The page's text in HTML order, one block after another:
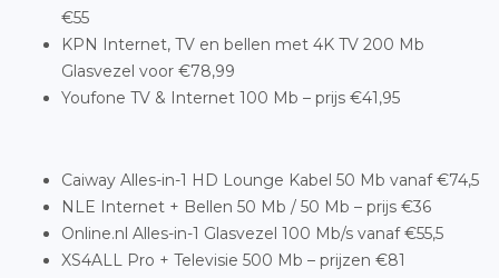
€55
KPN Internet, TV en bellen met 4K TV 200 Mb
Glasvezel voor €78,99
Youfone TV & Internet 100 Mb – prijs €41,95
Caiway Alles-in-1 HD Lounge Kabel 50 Mb vanaf €74,5
NLE Internet + Bellen 50 Mb / 50 Mb – prijs €36
Online.nl Alles-in-1 Glasvezel 100 Mb/s vanaf €55,5
XS4ALL Pro + Televisie 500 Mb – prijzen €81